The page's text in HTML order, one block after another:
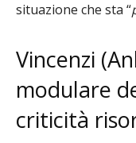
situazione che sta “
Vincenzi
modulare
criticità